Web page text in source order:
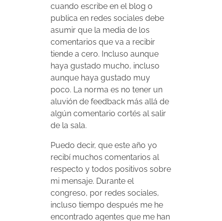
cuando escribe en el blog o
publica en redes sociales debe
asumir que la media de los
comentarios que va a recibir
tiende a cero. Incluso aunque
haya gustado mucho, incluso
aunque haya gustado muy
poco. La norma es no tener un
aluvión de feedback más allá de
algún comentario cortés al salir
de la sala.
Puedo decir, que este año yo
recibí muchos comentarios al
respecto y todos positivos sobre
mi mensaje. Durante el
congreso, por redes sociales,
incluso tiempo después me he
encontrado agentes que me han